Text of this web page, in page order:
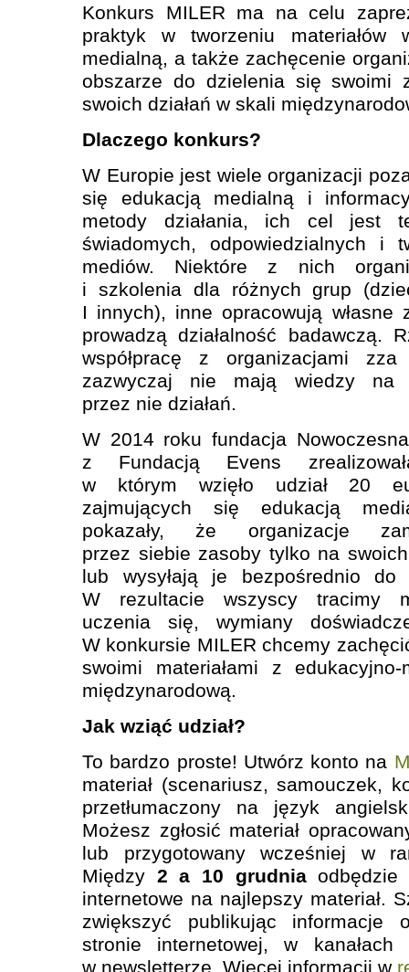
Konkurs MILER ma na celu
praktyk w tworzeniu materiałów
medialną, a także zachęcenie
obszarze do dzielenia się swoimi
swoich działań w skali
Dlaczego konkurs?
W Europie jest wiele organizacji
się edukacją medialną i
metody działania, ich cel jest
świadomych, odpowiedzialnych i
mediów. Niektóre z nich
i szkolenia dla różnych grup
I innych), inne opracowują własne
prowadzą działalność badawczą.
współpracę z organizacjami
zazwyczaj nie mają wiedzy na
przez nie działań.
W 2014 roku fundacja
z Fundacją Evens
w którym wzięło udział 20
zajmujących się edukacją
pokazały, że organizacje
przez siebie zasoby tylko na
lub wysyłają je bezpośrednio do
W rezultacie wszyscy tracimy
uczenia się, wymiany
W konkursie MILER chcemy
swoimi materiałami z edukacyjno-
międzynarodową.
Jak wziąć udział?
To bardzo proste! Utwórz konto na
materiał (scenariusz, samouczek,
przetłumaczony na język
Możesz zgłosić materiał
lub przygotowany wcześniej w
Między 2 a 10 grudniaodbędzie
internetowe na najlepszy materiał.
zwiększyć publikując informacje
stronie internetowej, w kanałach
w newsletterze. Więcej informacji w